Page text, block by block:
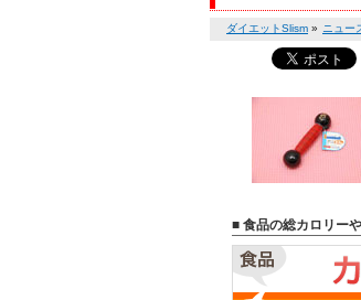
ダイエットSlism » ニュー
■ 食品の総カロリー